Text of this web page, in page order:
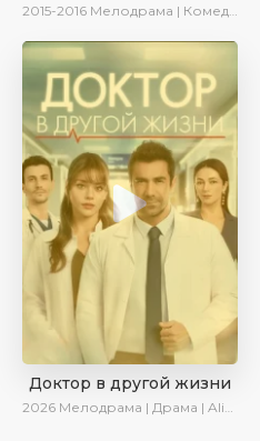
2015-2016 Мелодрама | Комедия
Доктор в другой жизни
2026 Мелодрама | Драма | AlisaDirilis | Новинки